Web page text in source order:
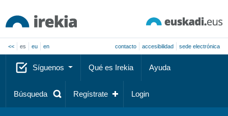
<< es eu en contacto accesibilidad sede electrónica
Síguenos Qué es Irekia Ayuda
Búsqueda Regístrate Login